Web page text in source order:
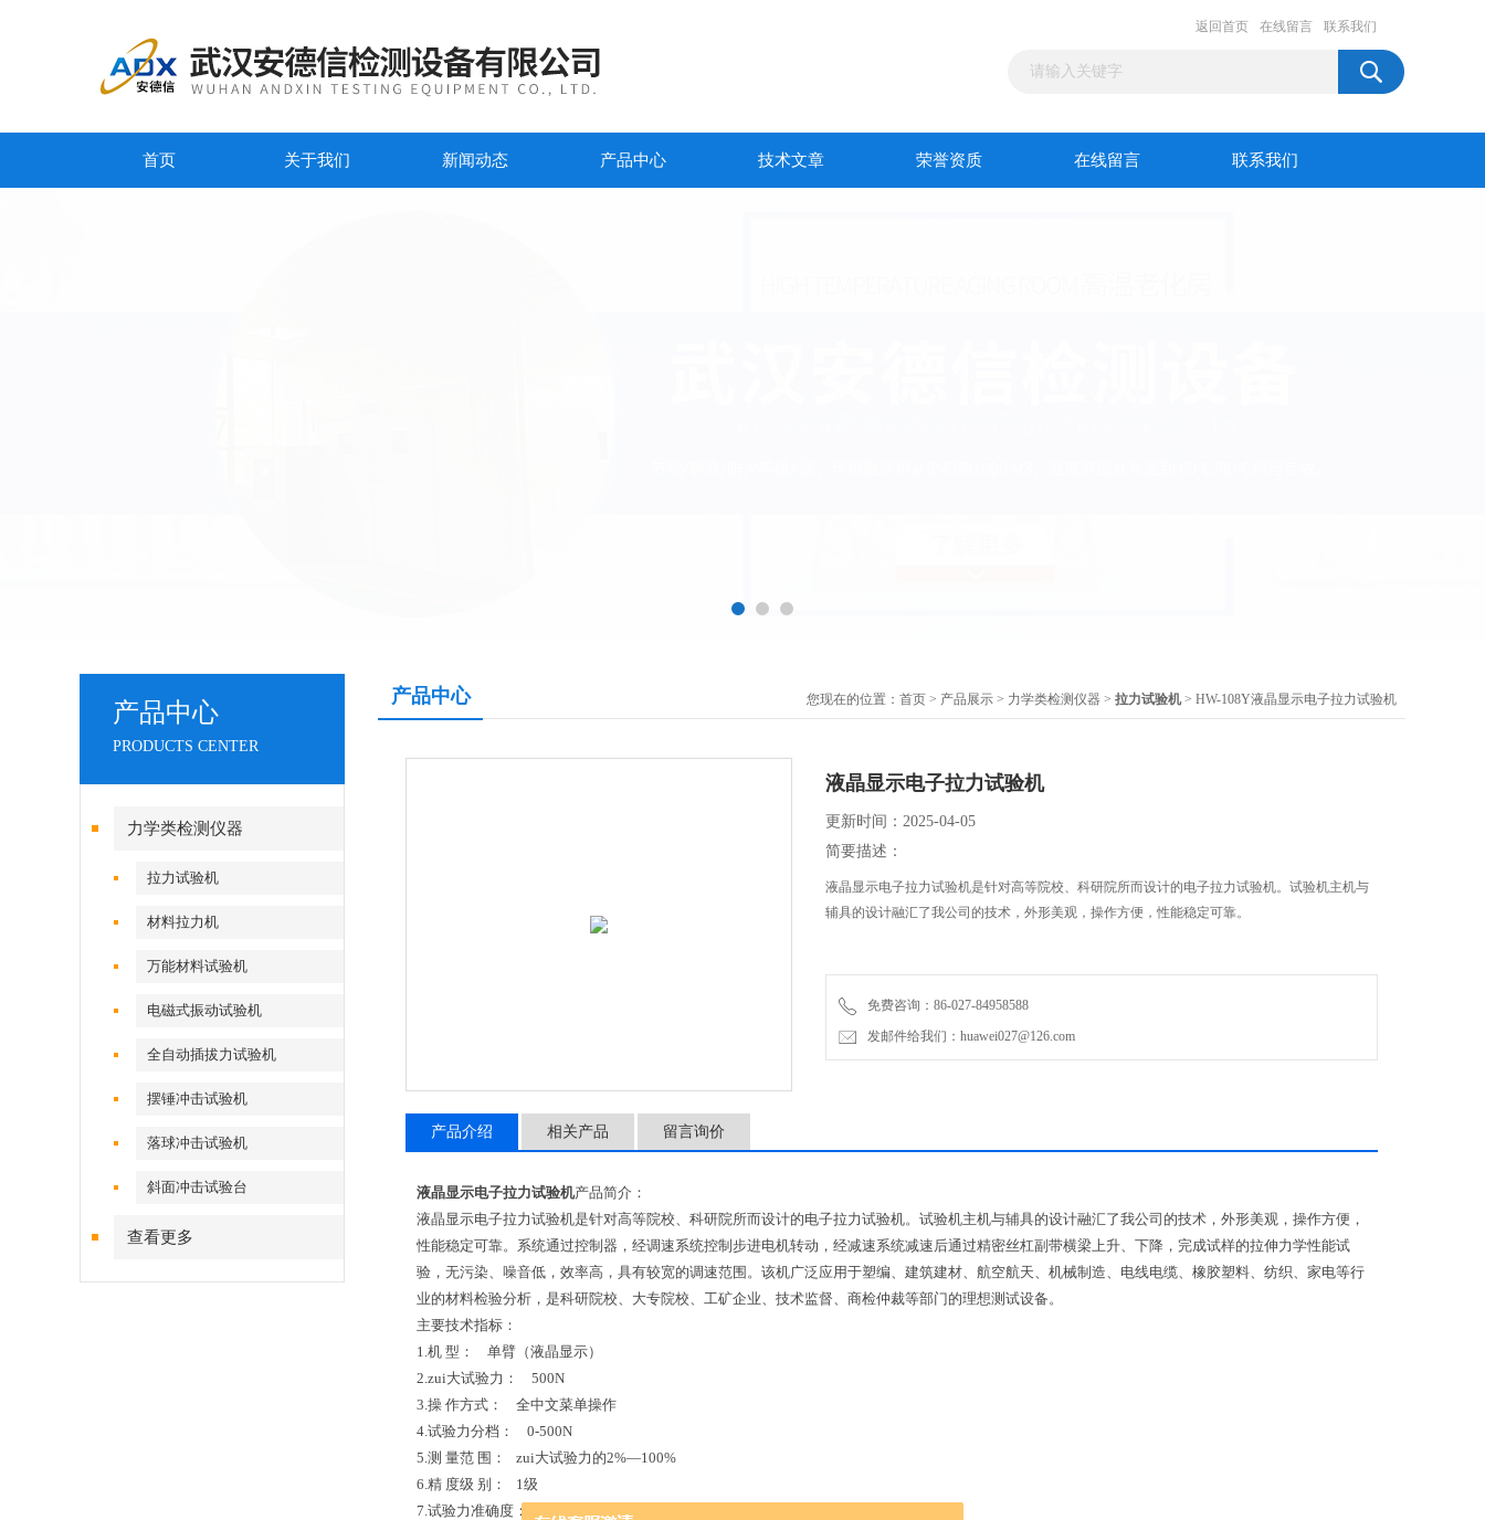
返回首页 在线留言 联系我们
首页 关于我们 新闻动态 产品中心 技术文章 荣誉资质 在线留言 联系我们
产品中心
PRODUCTS CENTER
力学类检测仪器
拉力试验机
材料拉力机
万能材料试验机
电磁式振动试验机
全自动插拔力试验机
摆锤冲击试验机
落球冲击试验机
斜面冲击试验台
查看更多
产品中心 您现在的位置： 首页 > 产品展示 > 力学类检测仪器 > 拉力试验机 > HW-108Y液晶显示电子拉力试验机
液晶显示电子拉力试验机
更新时间：2025-04-05
简要描述：
液晶显示电子拉力试验机是针对高等院校、科研院所而设计的电子拉力试验机。试验机主机与
辅具的设计融汇了我公司的技术，外形美观，操作方便，性能稳定可靠。
免费咨询：86-027-84958588
发邮件给我们：huawei027@126.com
产品介绍 相关产品 留言询价
液晶显示电子拉力试验机产品简介：
液晶显示电子拉力试验机是针对高等院校、科研院所而设计的电子拉力试验机。试验机主机与辅具的设计融汇了我公司的技术，外形美观，操作方便，
性能稳定可靠。系统通过控制器，经调速系统控制步进电机转动，经减速系统减速后通过精密丝杠副带横梁上升、下降，完成试样的拉伸力学性能试
验，无污染、噪音低，效率高，具有较宽的调速范围。该机广泛应用于塑编、建筑建材、航空航天、机械制造、电线电缆、橡胶塑料、纺织、家电等行
业的材料检验分析，是科研院校、大专院校、工矿企业、技术监督、商检仲裁等部门的理想测试设备。
主要技术指标：
1.机 型：
单臂（液晶显示）
2.zui大试验力：
500N
3.操 作方式：
全中文菜单操作
4.试验力分档：
0-500N
5.测 量范 围：
zui大试验力的2%—100%
6.精 度级 别：
1级
7.试验力准确度：
优于示值的±1%